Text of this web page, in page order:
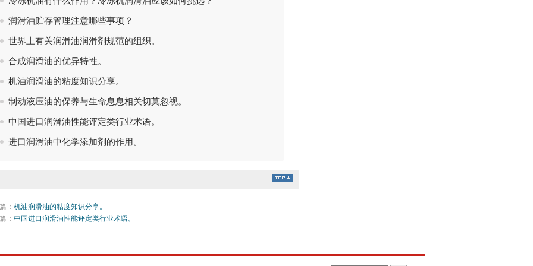
润滑油贮存管理注意哪些事项？
世界上有关润滑油润滑剂规范的组织。
合成润滑油的优异特性。
机油润滑油的粘度知识分享。
制动液压油的保养与生命息息相关切莫忽视。
中国进口润滑油性能评定类行业术语。
进口润滑油中化学添加剂的作用。
： 机油润滑油的粘度知识分享。
： 中国进口润滑油性能评定类行业术语。